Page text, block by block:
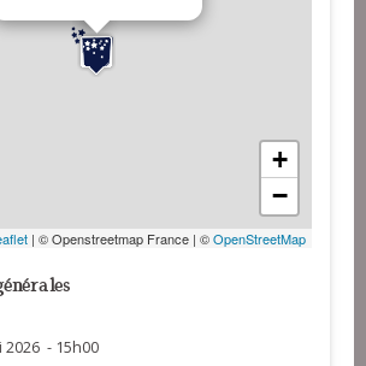
+
−
| © Openstreetmap France | ©OpenStreetMap
2026 - 15h00